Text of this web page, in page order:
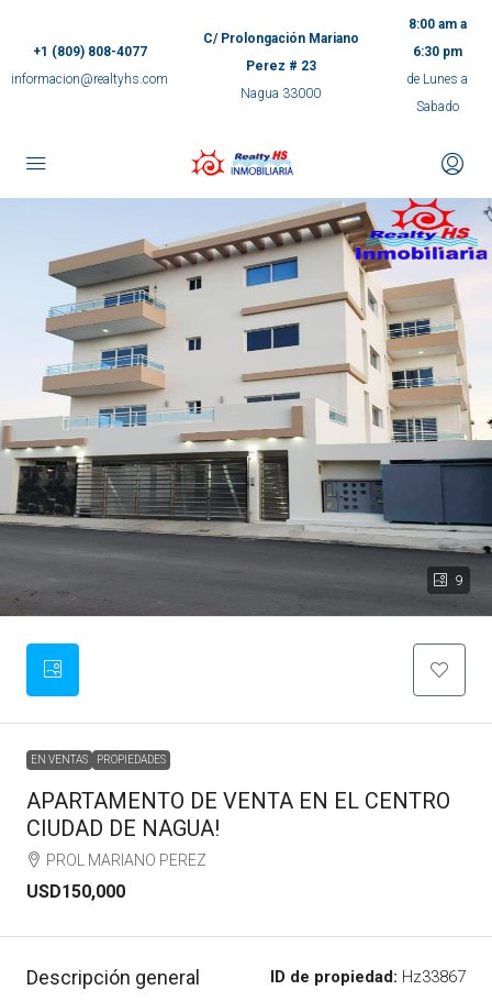
+1 (809) 808-4077
informacion@realtyhs.com
C/ Prolongación Mariano
Perez # 23
Nagua 33000
8:00 am a
6:30 pm
de Lunes a
Sabado
9
EN VENTAS PROPIEDADES
APARTAMENTO DE VENTA EN EL CENTRO
CIUDAD DE NAGUA!
PROL MARIANO PEREZ
USD150,000
Descripción general ID de propiedad: Hz33867